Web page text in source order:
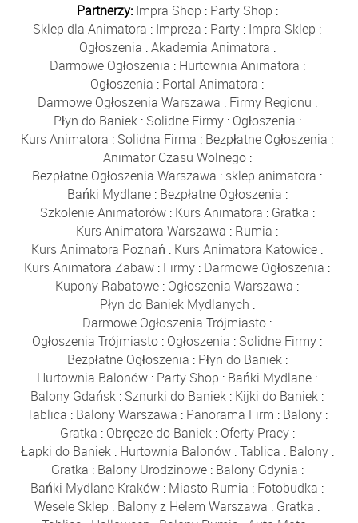
Partnerzy: Impra Shop : Party Shop :
Sklep dla Animatora : Impreza : Party : Impra Sklep :
Ogłoszenia :Akademia Animatora :
Darmowe Ogłoszenia : Hurtownia Animatora :
Ogłoszenia : Portal Animatora :
Darmowe Ogłoszenia Warszawa : Firmy Regionu :
Płyn do Baniek: Solidne Firmy: Ogłoszenia :
Kurs Animatora : Solidna Firma : Bezpłatne Ogłoszenia :
Animator Czasu Wolnego:
Bezpłatne Ogłoszenia Warszawa : sklep animatora :
Bańki Mydlane: Bezpłatne Ogłoszenia :
Szkolenie Animatorów: Kurs Animatora : Gratka :
Kurs Animatora Warszawa : Rumia :
Kurs Animatora Poznań : Kurs Animatora Katowice :
Kurs Animatora Zabaw : Firmy : Darmowe Ogłoszenia :
Kupony Rabatowe : Ogłoszenia Warszawa :
Płyn do Baniek Mydlanych :
Darmowe Ogłoszenia Trójmiasto :
Ogłoszenia Trójmiasto : Ogłoszenia : Solidne Firmy :
Bezpłatne Ogłoszenia : Płyn do Baniek:
Hurtownia Balonów : Party Shop : Bańki Mydlane :
Balony Gdańsk : Sznurki do Baniek : Kijki do Baniek :
Tablica : Balony Warszawa : Panorama Firm : Balony :
Gratka : Obręcze do Baniek: Oferty Pracy:
Łapki do Baniek: Hurtownia Balonów:Tablica : Balony:
Gratka : Balony Urodzinowe: Balony Gdynia :
Bańki Mydlane Kraków : Miasto Rumia : Fotobudka :
Wesele Sklep : Balony z Helem Warszawa : Gratka :